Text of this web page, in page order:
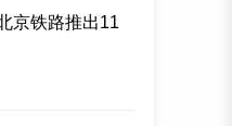
京铁路推出11